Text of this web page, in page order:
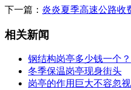
下一篇： 炎炎夏季高速公路收
相关新闻
钢结构岗亭多少钱一个？
冬季保温岗亭现身街头
岗亭的作用巨大不容忽视